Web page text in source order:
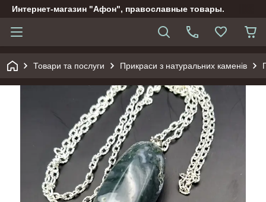
Интернет-магазин "Афон", православные товары.
Товари та послуги Прикраси з натуральних каменів